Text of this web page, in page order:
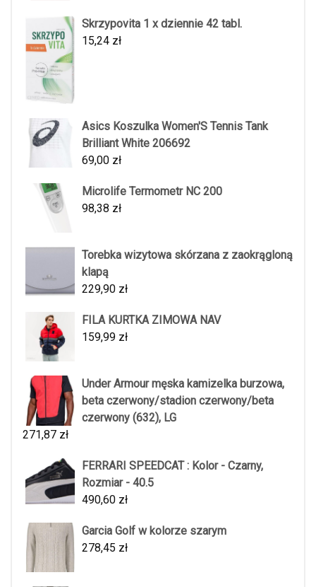
Skrzypovita 1 x dziennie 42 tabl.
15,24 zł
Asics Koszulka Women'S Tennis Tank
Brilliant White 206692
69,00 zł
Microlife Termometr NC 200
98,38 zł
Torebka wizytowa skórzana z zaokrągloną
klapą
229,90 zł
FILA KURTKA ZIMOWA NAV
159,99 zł
Under Armour męska kamizelka burzowa,
beta czerwony/stadion czerwony/beta
czerwony (632), LG
271,87 zł
FERRARI SPEEDCAT : Kolor - Czarny,
Rozmiar - 40.5
490,60 zł
Garcia Golf w kolorze szarym
278,45 zł